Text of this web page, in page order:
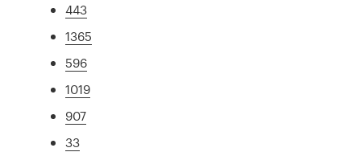
443
1365
596
1019
907
33